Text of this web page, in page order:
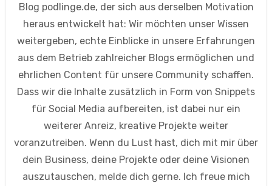
Blog podlinge.de, der sich aus derselben Motivation
heraus entwickelt hat: Wir möchten unser Wissen
weitergeben, echte Einblicke in unsere Erfahrungen
aus dem Betrieb zahlreicher Blogs ermöglichen und
ehrlichen Content für unsere Community schaffen.
Dass wir die Inhalte zusätzlich in Form von Snippets
für Social Media aufbereiten, ist dabei nur ein
weiterer Anreiz, kreative Projekte weiter
voranzutreiben. Wenn du Lust hast, dich mit mir über
dein Business, deine Projekte oder deine Visionen
auszutauschen, melde dich gerne. Ich freue mich